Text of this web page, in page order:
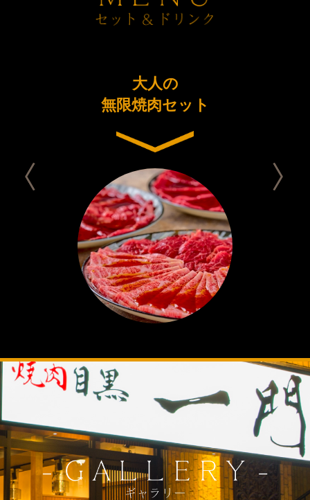
大人の
無限焼肉セット